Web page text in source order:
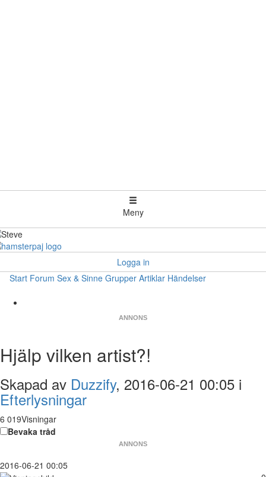
Meny
Logga in
Start Forum Sex & Sinne Grupper Artiklar Händelser
ANNONS
Hjälp vilken artist?!
Skapad av Duzzify, 2016-06-21 00:05 i
Efterlysningar
6 019Visningar
Bevaka tråd
ANNONS
2016-06-21 00:05